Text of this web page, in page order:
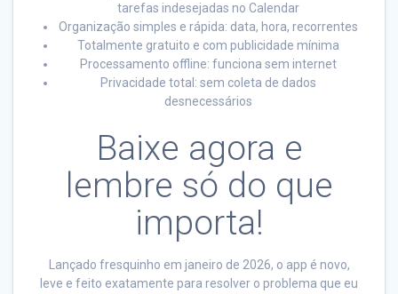
tarefas indesejadas no Calendar
Organização simples e rápida: data, hora, recorrentes
Totalmente gratuito e com publicidade mínima
Processamento offline: funciona sem internet
Privacidade total: sem coleta de dados
desnecessários
Baixe agora e
lembre só do que
importa!
Lançado fresquinho em janeiro de 2026, o app é novo,
leve e feito exatamente para resolver o problema que eu